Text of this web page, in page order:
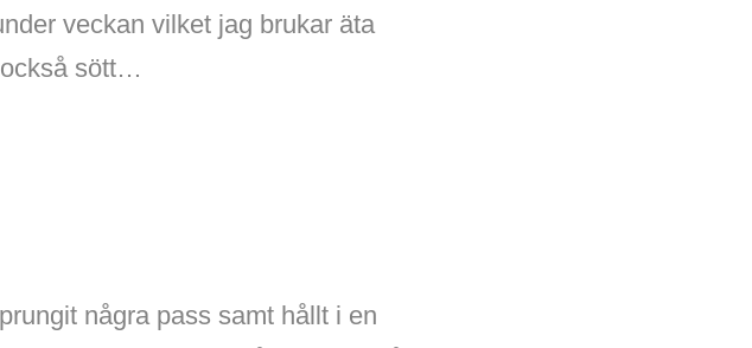
veckan vilket jag brukar äta
sött…
några pass samt hållt i en